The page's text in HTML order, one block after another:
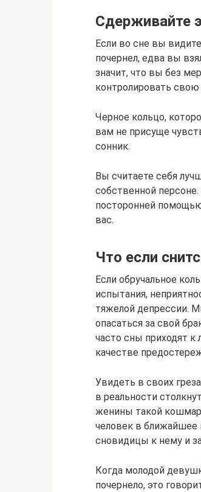
Сдерживайте
Если во сне вы
почернел, едва вы
значит, что вы без
контролировать
Черное кольцо,
вам не присуще
сонник.
Вы считаете себя
собственной
посторонней
вас.
Что если
Если обручальное
испытания,
тяжелой депрессии.
опасаться за свой
часто сны приходят к
качестве
Увидеть в своих
в реальности
женины такой
человек в ближайшее
сновидицы к нему и
Когда молодой
почернело, это